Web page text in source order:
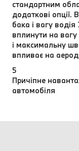
стандартним
додаткові
бака і вагу
вплинути на
і максимальну
впливає на
5
Причіпне
автомобіля